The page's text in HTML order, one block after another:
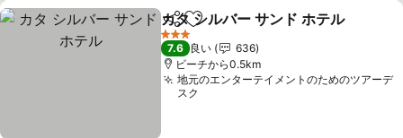
シェアお気に入りに追加
カタ シルバー サンド ホテル
3 ホテルのランク
7.6 良い
636
ビーチから0.5km
地元のエンターテイメントのためのツアーデ
スク